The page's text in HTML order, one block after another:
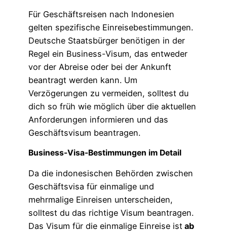
Für Geschäftsreisen nach Indonesien
gelten spezifische Einreisebestimmungen.
Deutsche Staatsbürger benötigen in der
Regel ein Business-Visum, das entweder
vor der Abreise oder bei der Ankunft
beantragt werden kann. Um
Verzögerungen zu vermeiden, solltest du
dich so früh wie möglich über die aktuellen
Anforderungen informieren und das
Geschäftsvisum beantragen.
Business-Visa-Bestimmungen im Detail
Da die indonesischen Behörden zwischen
Geschäftsvisa für einmalige und
mehrmalige Einreisen unterscheiden,
solltest du das richtige Visum beantragen.
Das Visum für die einmalige Einreise ist ab